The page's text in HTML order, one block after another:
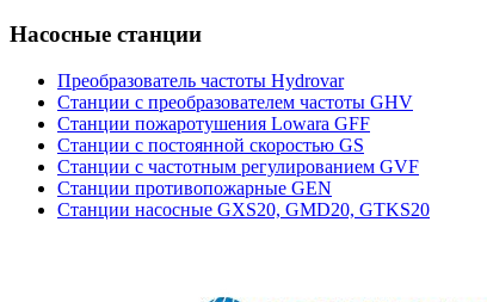
Насосные станции
Преобразователь частоты Hydrovar
Станции с преобразователем частоты GHV
Станции пожаротушения Lowara GFF
Станции с постоянной скоростью GS
Станции с частотным регулированием GVF
Станции противопожарные GEN
Станции насосные GXS20, GMD20, GTKS20